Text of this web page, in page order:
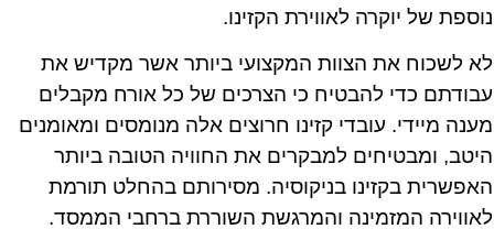
נוספת של יוקרה לאווירת הקזינו.
לא לשכוח את הצוות המקצועי ביותר אשר מקדיש את
עבודתם כדי להבטיח כי הצרכים של כל אורח מקבלים
מענה מיידי. עובדי קזינו חרוצים אלה מנומסים ומאומנים
היטב, ומבטיחים למבקרים את החוויה הטובה ביותר
האפשרית בקזינו בניקוסיה. מסירותם בהחלט תורמת
לאווירה המזמינה והמרגשת השוררת ברחבי הממסד.